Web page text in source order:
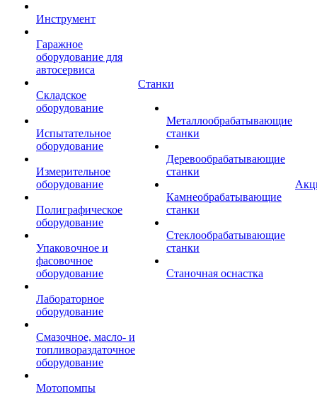
Инструмент
Гаражное
оборудование для
автосервиса
Складское
оборудование
Испытательное
оборудование
Измерительное
оборудование
Полиграфическое
оборудование
Упаковочное и
фасовочное
оборудование
Лабораторное
оборудование
Смазочное, масло- и
топливораздаточное
оборудование
Мотопомпы
Станки
Металлообрабатывающие
станки
Деревообрабатывающие
станки
Камнеобрабатывающие
станки
Стеклообрабатывающие
станки
Станочная оснастка